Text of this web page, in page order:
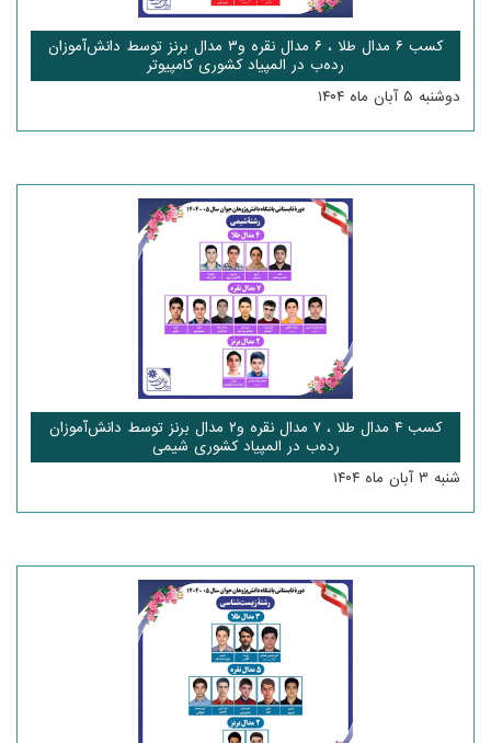
کسب ۶ مدال طلا ، ۶ مدال نقره و۳ مدال برنز توسط دانش‌آموزان
رده‌ب در المپیاد کشوری کامپیوتر
دوشنبه ۵ آبان ماه ۱۴۰۴
کسب ۴ مدال طلا ، ۷ مدال نقره و۲ مدال برنز توسط دانش‌آموزان
رده‌ب در المپیاد کشوری شیمی
شنبه ۳ آبان ماه ۱۴۰۴